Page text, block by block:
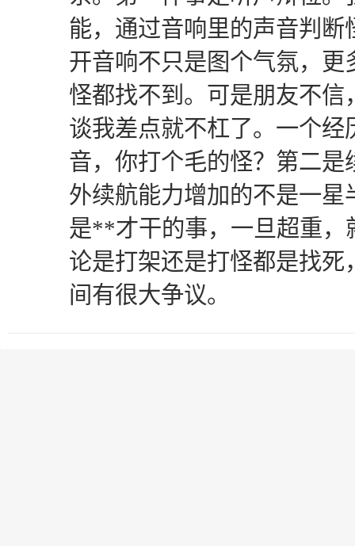
能，通过音响里的声音判
开音响不只是图个气氛，
怪都找不到。可是朋友不
谈我差点就不杠了。一个
音，你打个毛的怪？第二
外续航能力增加的不是一
是**才干的事，一旦超重，
论是打架还是打怪都是找
间有很大争议。